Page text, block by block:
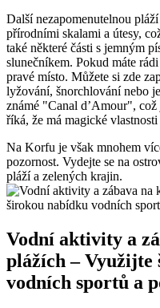
Další nezapomenutelnou
přírodními skalami a útesy,
také některé části s jemným
slunečníkem. Pokud máte
pravé místo. Můžete si zde
lyžování, šnorchlování nebo
známé "Canal d’Amour",
říká, že má magické
Na Korfu je však mnohem
pozornost. Vydejte se na
pláží a zelených krajin.
Vodní aktivity a
plážích – Využijte
vodních sportů a